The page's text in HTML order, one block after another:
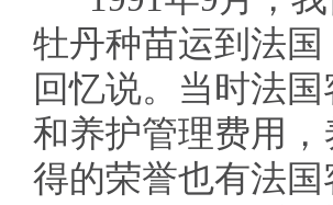
牡丹种苗运到法
回忆说。当时法
和养护管理费用
得的荣誉也有法